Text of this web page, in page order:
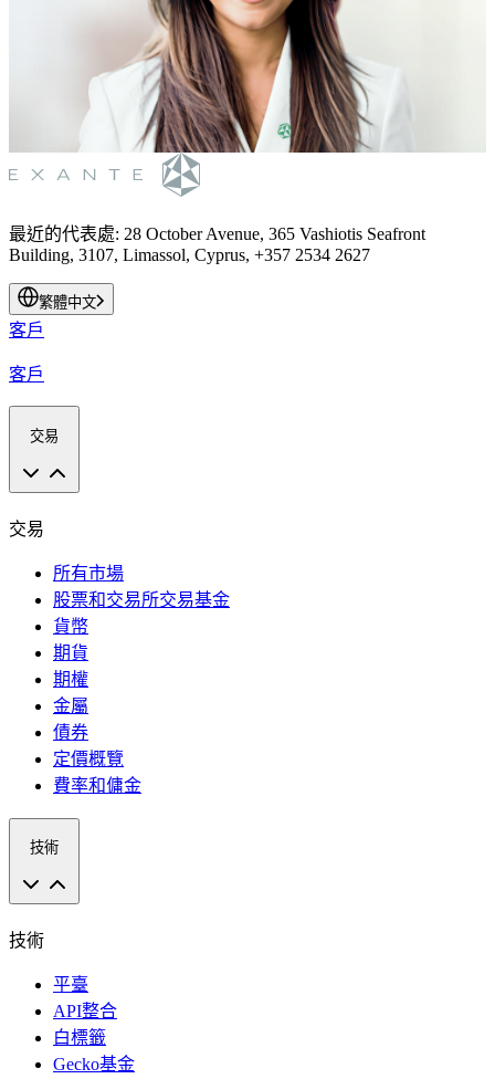
最近的代表處: 28 October Avenue, 365 Vashiotis Seafront
Building, 3107, Limassol, Cyprus, +357 2534 2627
繁體中文
客戶
客戶
交易
交易
所有市場
股票和交易所交易基金
貨幣
期貨
期權
金屬
債券
定價概覽
費率和傭金
技術
技術
平臺
API整合
白標籤
Gecko基金